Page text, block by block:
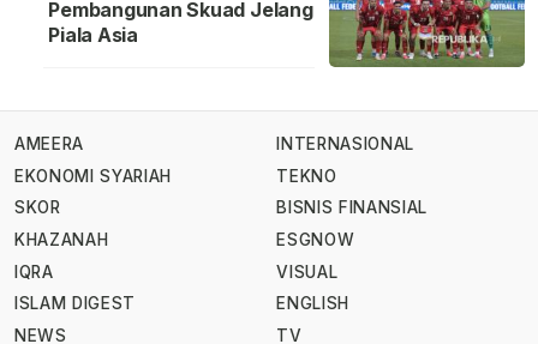
Pembangunan Skuad Jelang
Piala Asia
AMEERA
EKONOMI SYARIAH
SKOR
KHAZANAH
IQRA
ISLAM DIGEST
NEWS
INTERNASIONAL
TEKNO
BISNIS FINANSIAL
ESGNOW
VISUAL
ENGLISH
TV